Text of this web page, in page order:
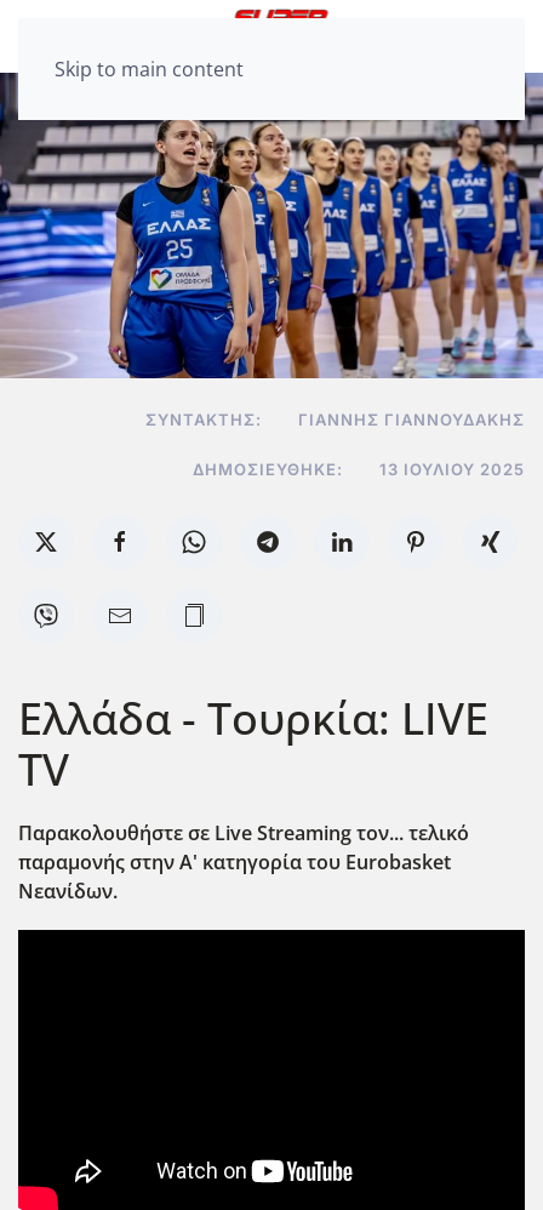
Skip to main content
ΣΥΝΤΆΚΤΗΣ: ΓΙΆΝΝΗΣ ΓΙΑΝΝΟΥΔΆΚΗΣ
ΔΗΜΟΣΙΕΎΘΗΚΕ: 13 ΙΟΥΛΊΟΥ 2025
Ελλάδα - Τουρκία: LIVE
TV
Παρακολουθήστε σε Live Streaming τον... τελικό
παραμονής στην Α' κατηγορία του Eurobasket
Νεανίδων.